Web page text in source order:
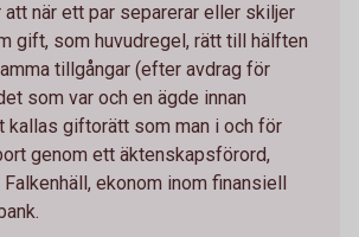
att när ett par separerar eller skiljer
gift, som huvudregel, rätt till hälften
tillgångar (efter avdrag för
som var och en ägde innan
kallas giftorätt som man i och för
genom ett äktenskapsförord,
ekonom inom finansiell